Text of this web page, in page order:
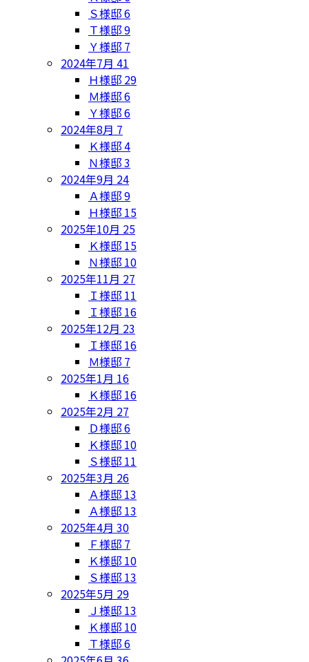
Ｓ様邸6
Ｔ様邸9
Ｙ様邸 7
2024年7月 41
Ｈ様邸 29
Ｍ様邸6
Ｙ様邸6
2024年8月 7
Ｋ様邸4
Ｎ様邸3
2024年9月 24
Ａ様邸9
Ｈ様邸 15
2025年10月 25
Ｋ様邸 15
Ｎ様邸 10
2025年11月 27
Ｉ様邸 11
Ｉ様邸 16
2025年12月 23
Ｉ様邸 16
Ｍ様邸 7
2025年1月 16
Ｋ様邸 16
2025年2月 27
Ｄ様邸6
Ｋ様邸 10
Ｓ様邸 11
2025年3月 26
Ａ様邸 13
Ａ様邸 13
2025年4月 30
Ｆ様邸 7
Ｋ様邸 10
Ｓ様邸 13
2025年5月 29
Ｊ様邸 13
Ｋ様邸 10
Ｔ様邸6